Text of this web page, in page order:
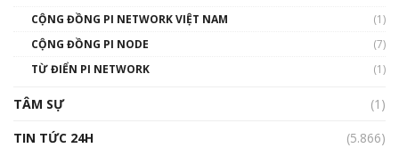
Talkshow 14: MemeCoin – Trò đùa tỷ đô
01:29:26
CỘNG ĐỒNG PI NETWORK VIỆT NAM
(1)
CỘNG ĐỒNG PI NODE
(7)
TỪ ĐIỂN PI NETWORK
(1)
TÂM SỰ
(1)
TIN TỨC 24H
(5.866)